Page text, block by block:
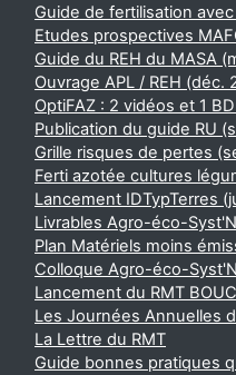
Guide de fertilisation
Etudes prospectives
Guide du REH du MASA
Ouvrage APL / REH (déc.
OptiFAZ : 2 vidéos et 1
Publication du guide RU
Grille risques de pertes
Ferti azotée cultures
Lancement IDTypTerres
Livrables Agro-éco-
Plan Matériels moins
Colloque Agro-éco-
Lancement du RMT
Les Journées Annuelles
La Lettre du RMT
Guide bonnes pratiques